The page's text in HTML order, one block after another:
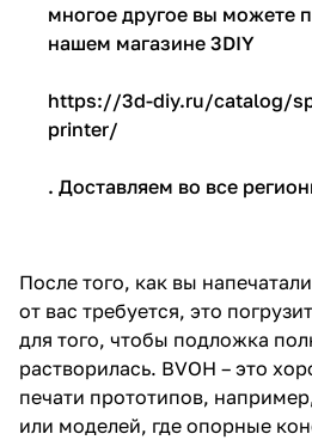
многое другое вы можете
нашем магазине 3DIY
https://3d-diy.ru/catalog/
printer/
. Доставляем во все
После того, как вы
от вас требуется, это
для того, чтобы подложка
растворилась. BVOH – это
печати прототипов,
или моделей, где опорные